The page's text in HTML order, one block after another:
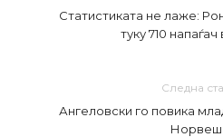
Статистиката не лаже:
туку 710
Следна
Ангеловски го повика